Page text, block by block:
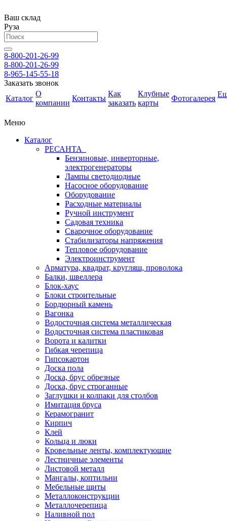
Ваш склад
Руза
8-800-201-26-99
8-800-201-26-99
8-965-145-55-18
Заказать звонок
Каталог
О
компании
Контакты
Как
заказать
Клубные
карты
Фотогалерея
Меню
Каталог
РЕСАНТА
Бензиновые, инверторные,
электрогенераторы
Лампы светодиодные
Насосное оборудование
Оборудование
Расходные материалы
Ручной инструмент
Садовая техника
Сварочное оборудование
Стабилизаторы напряжения
Тепловое оборудование
Электроинструмент
Арматура, квадрат, кругляш, проволока
Балки, швеллера
Блок-хаус
Блоки строительные
Бордюрный камень
Вагонка
Водосточная система металлическая
Водосточная система пластиковая
Ворота и калитки
Гибкая черепица
Гипсокартон
Доска пола
Доска, брус обрезные
Доска, брус строганные
Заглушки и колпаки для столбов
Имитация бруса
Керамогранит
Кирпич
Клей
Кольца и люки
Кровельные ленты, комплектующие
Лестничные элементы
Листовой металл
Мангалы, коптильни
Мебельные щиты
Металлоконструкции
Металлочерепица
Наливной пол